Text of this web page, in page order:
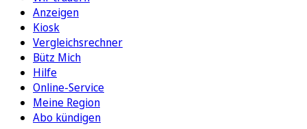
Anzeigen
Kiosk
Vergleichsrechner
Bütz Mich
Hilfe
Online-Service
Meine Region
Abo kündigen